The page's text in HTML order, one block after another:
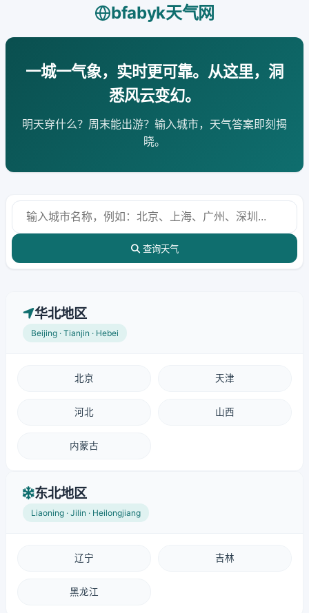
bfabyk天气网
一城一气象，实时更可靠。从这里，洞
悉风云变幻。
明天穿什么？周末能出游？输入城市，天气答案即刻揭
晓。
查询天气
华北地区
Beijing · Tianjin · Hebei
北京 天津
河北 山西
内蒙古
东北地区
Liaoning · Jilin · Heilongjiang
辽宁 吉林
黑龙江